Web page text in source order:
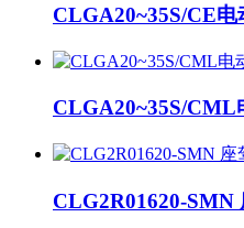
CLGA20~35S/CE
CLGA20~35S/CML
CLG2R01620-SMN